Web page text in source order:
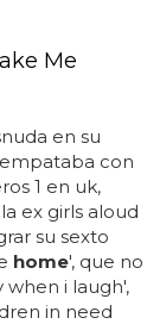
Me
en su
con
1 en uk,
ex girls aloud
su sexto
home', que no
when i laugh',
in need